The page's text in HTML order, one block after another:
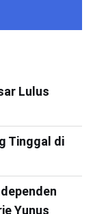
Lulus
Tinggal di
Yunus